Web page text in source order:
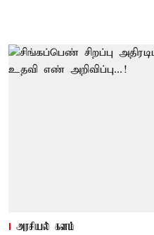
அரசியல் களம்